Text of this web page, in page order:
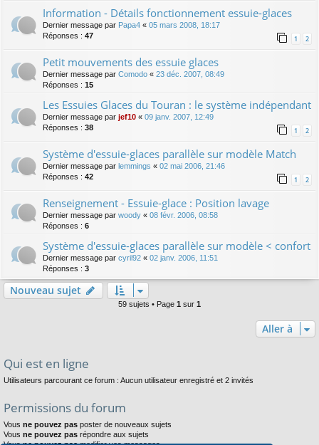
Information - Détails fonctionnement essuie-glaces
Dernier message par Papa4 « 05 mars 2008, 18:17
Réponses : 47 1 2
Petit mouvements des essuie glaces
Dernier message par Comodo « 23 déc. 2007, 08:49
Réponses : 15
Les Essuies Glaces du Touran : le système indépendant
Dernier message par jef10 « 09 janv. 2007, 12:49
Réponses : 38 1 2
Système d'essuie-glaces parallèle sur modèle Match
Dernier message par lemmings « 02 mai 2006, 21:46
Réponses : 42 1 2
Renseignement - Essuie-glace : Position lavage
Dernier message par woody « 08 févr. 2006, 08:58
Réponses : 6
Système d'essuie-glaces parallèle sur modèle < confort
Dernier message par cyril92 « 02 janv. 2006, 11:51
Réponses : 3
Nouveau sujet
59 sujets • Page 1 sur 1
Aller à
Qui est en ligne
Utilisateurs parcourant ce forum : Aucun utilisateur enregistré et 2 invités
Permissions du forum
Vous ne pouvez pas poster de nouveaux sujets
Vous ne pouvez pas répondre aux sujets